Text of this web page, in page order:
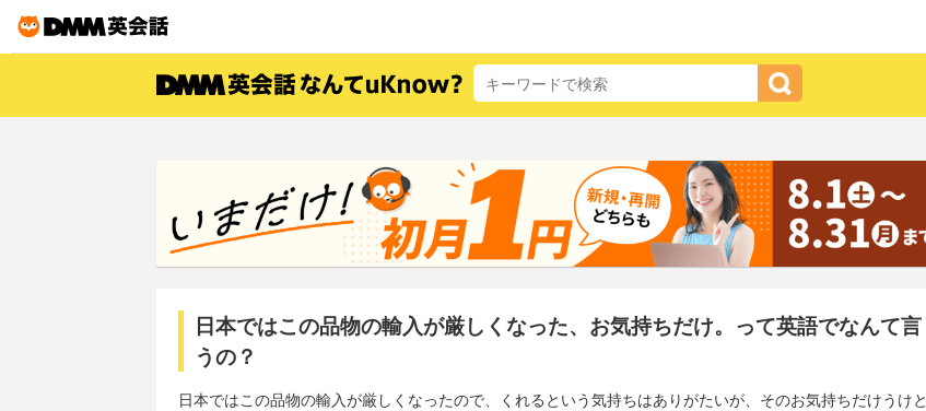
日本ではこの品物の輸入が厳しくなった、お気持ちだけ。って英語でなんて言
うの？
日本ではこの品物の輸入が厳しくなったので、くれるという気持ちはありがたいが、そのお気持ちだけうけと